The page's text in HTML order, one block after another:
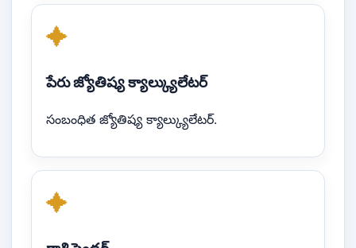
✦
పేరు జ్యోతిష్య క్యాల్క్యులేటర్
సంబంధిత జ్యోతిష్య క్యాల్క్యులేటర్.
✦